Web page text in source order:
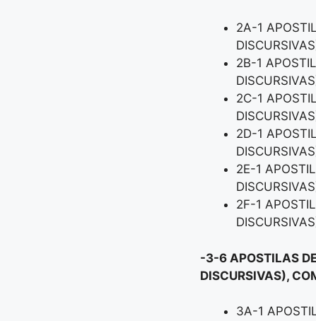
2A-1
2B-1
2C-1
2D-1
2E-1
2F-1
-3-6 APOSTILAS
DISCURSIVAS),
3A-1